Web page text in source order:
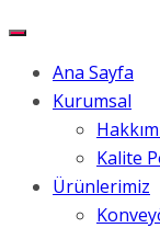
Ana Sayfa
Kurumsal
Kalite
Ürünlerimiz